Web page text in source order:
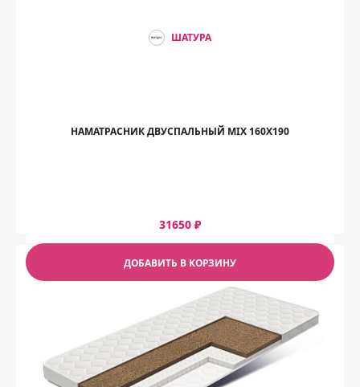
ШАТУРА
НАМАТРАСНИК ДВУСПАЛЬНЫЙ MIX 160Х190
31650 ₽
ДОБАВИТЬ В КОРЗИНУ